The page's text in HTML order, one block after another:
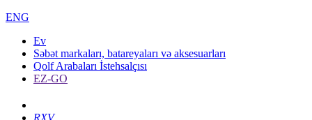
ENG
Ev
Səbət markaları, batareyaları və aksesuarları
Qolf Arabaları İstehsalçısı
EZ-GO
RXV